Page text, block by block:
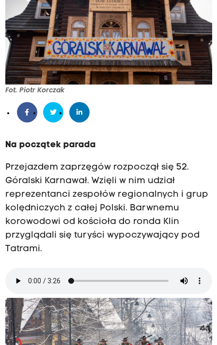
Fot. Piotr Korczak
Na początek parada
Przejazdem zaprzęgów rozpoczął się 52.
Góralski Karnawał. Wzięli w nim udział
reprezentanci zespołów regionalnych i grup
kolędniczych z całej Polski. Barwnemu
korowodowi od kościoła do ronda Klin
przyglądali się turyści wypoczywający pod
Tatrami.